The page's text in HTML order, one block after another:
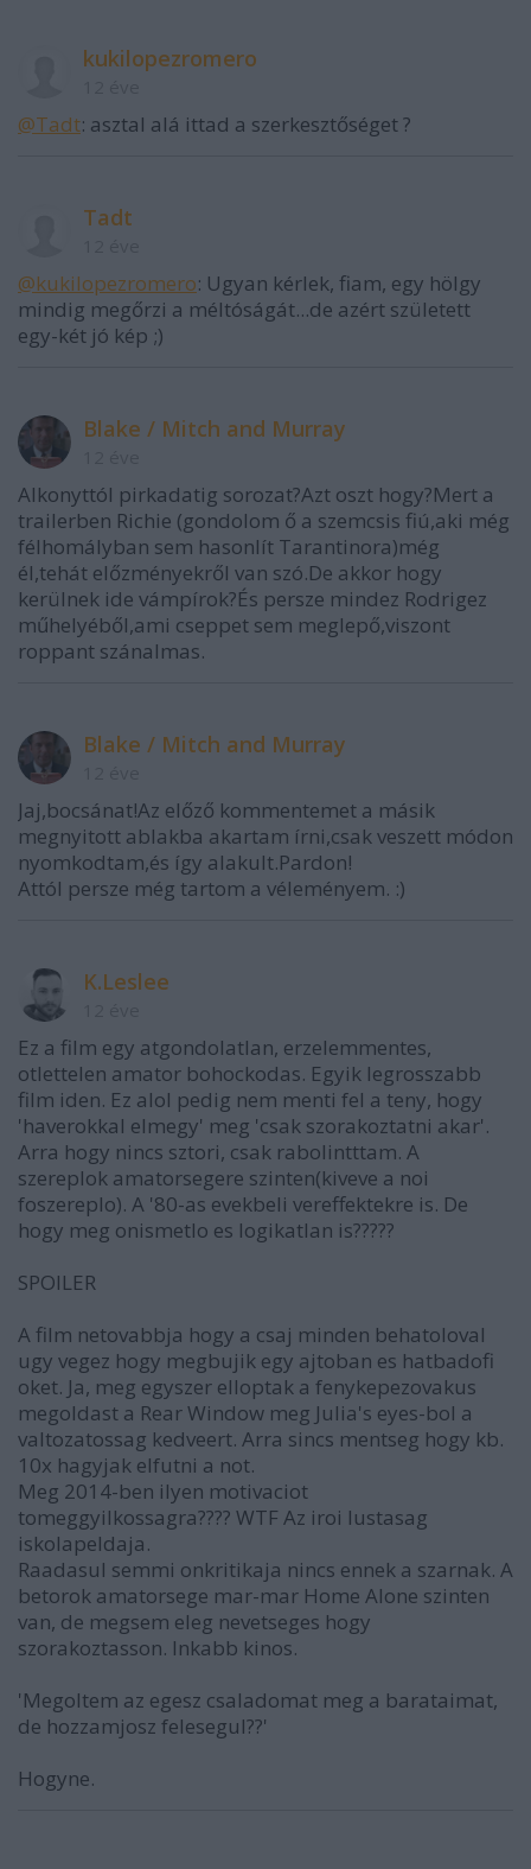
kukilopezromero
@Tadt: asztal alá ittad a szerkesztőséget ?
Tadt
@kukilopezromero: Ugyan kérlek, fiam, egy hölgy
mindig megőrzi a méltóságát...de azért született
egy-két jó kép ;)
Blake / Mitch and Murray
Alkonyttól pirkadatig sorozat?Azt oszt hogy?Mert a
trailerben Richie (gondolom ő a szemcsis fiú,aki még
félhomályban sem hasonlít Tarantinora)még
él,tehát előzményekről van szó.De akkor hogy
kerülnek ide vámpírok?És persze mindez Rodrigez
műhelyéből,ami cseppet sem meglepő,viszont
roppant szánalmas.
Blake / Mitch and Murray
Jaj,bocsánat!Az előző kommentemet a másik
megnyitott ablakba akartam írni,csak veszett módon
nyomkodtam,és így alakult.Pardon!
Attól persze még tartom a véleményem. :)
K.Leslee
Ez a film egy atgondolatlan, erzelemmentes,
otlettelen amator bohockodas. Egyik legrosszabb
film iden. Ez alol pedig nem menti fel a teny, hogy
'haverokkal elmegy' meg 'csak szorakoztatni akar'.
Arra hogy nincs sztori, csak rabolintttam. A
szereplok amatorsegere szinten(kiveve a noi
foszereplo). A '80-as evekbeli vereffektekre is. De
hogy meg onismetlo es logikatlan is?????
SPOILER
A film netovabbja hogy a csaj minden behatoloval
ugy vegez hogy megbujik egy ajtoban es hatbadofi
oket. Ja, meg egyszer elloptak a fenykepezovakus
megoldast a Rear Window meg Julia's eyes-bol a
valtozatossag kedveert. Arra sincs mentseg hogy kb.
10x hagyjak elfutni a not.
Meg 2014-ben ilyen motivaciot
tomeggyilkossagra???? WTF Az iroi lustasag
iskolapeldaja.
Raadasul semmi onkritikaja nincs ennek a szarnak. A
betorok amatorsege mar-mar Home Alone szinten
van, de megsem eleg nevetseges hogy
szorakoztasson. Inkabb kinos.
'Megoltem az egesz csaladomat meg a barataimat,
de hozzamjosz felesegul??'
Hogyne.